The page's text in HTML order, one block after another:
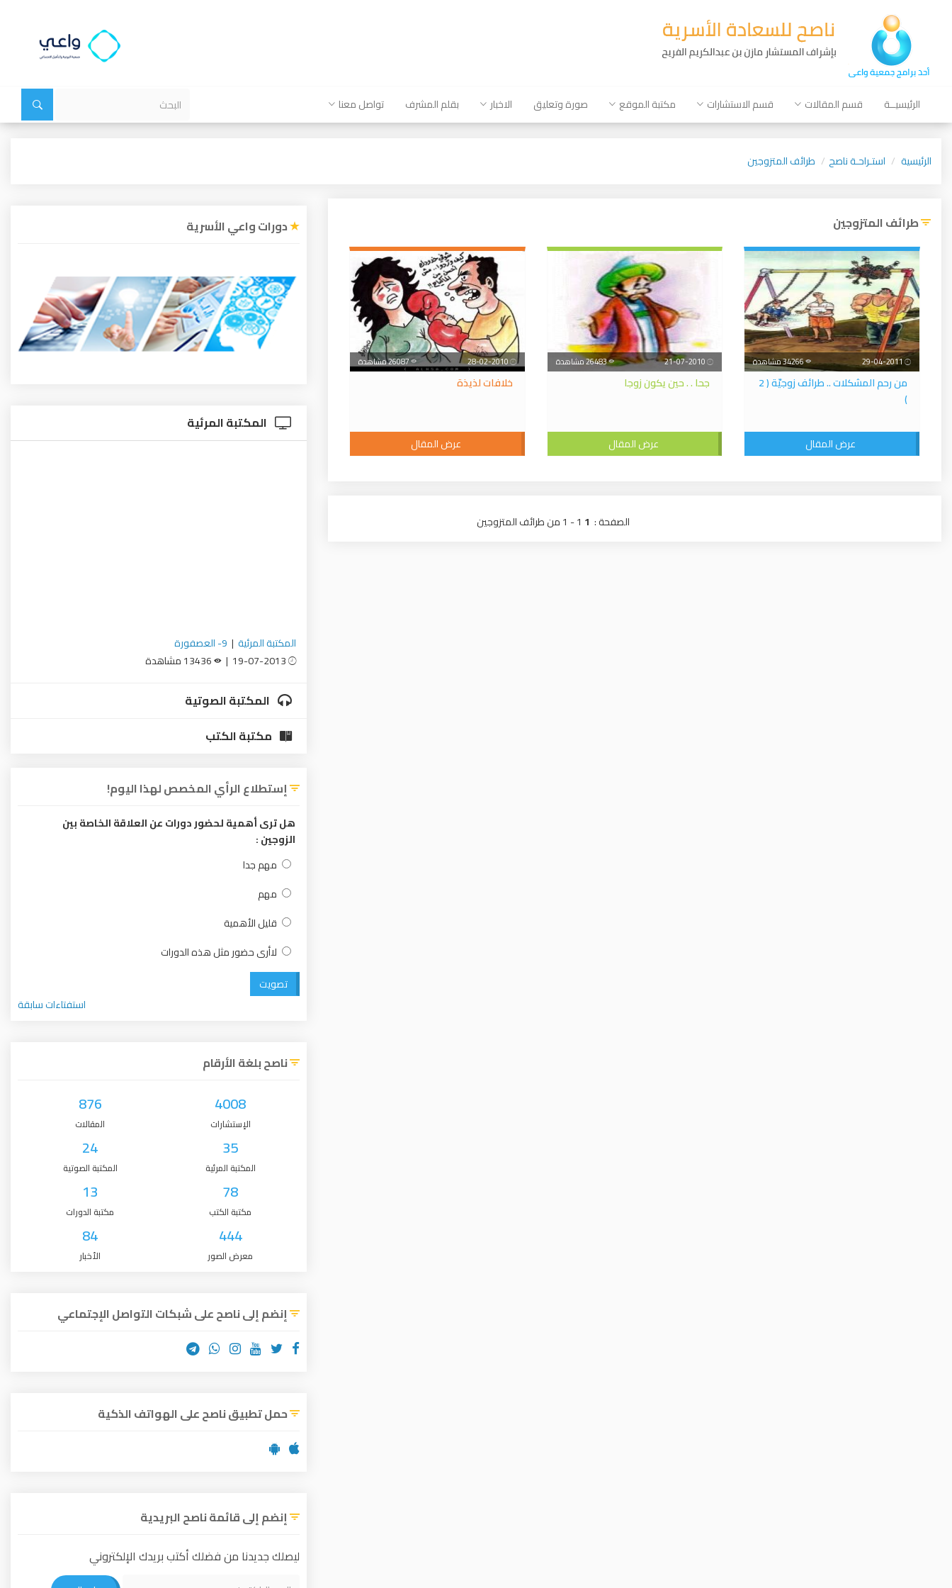
الرئيسيــة قسم المقالات قسم الاستشارات مكتبة الموقع صورة وتعليق الاخبار بقلم المشرف تواصل معنا
الرئيسية استـراحـة ناصح طرائف المتزوجين
طرائف المتزوجين
29-04-2011 34266 مشاهدة
من رحم المشكلات .. طرائف زوجيّة ( 2
)
عرض المقال
21-07-2010 26483 مشاهدة
جحا . . حين يكون زوجا
عرض المقال
28-02-2010 26087 مشاهدة
خلافات لذيذة
عرض المقال
الصفحة : 1 1 - 1 من طرائف المتزوجين
دورات واعي الأسرية
المكتبة المرئية
المكتبة المرئية | 9- العصفورة
المكتبة الصوتية
مكتبة الكتب
إستطلاع الرأي المخصص لهذا اليوم!
هل ترى أهمية لحضور دورات عن العلاقة الخاصة بين
الزوجين :
مهم جدا
مهم
قليل الأهمية
لاأرى حضور مثل هذه الدورات
تصويت
استفتاءات سابقة
ناصح بلغة الأرقام
4008
الإستشارات
876
المقالات
35
المكتبة المرئية
24
المكتبة الصوتية
78
مكتبة الكتب
13
مكتبة الدورات
444
معرض الصور
84
الأخبار
إنضم إلى ناصح على شبكات التواصل الإجتماعي
حمل تطبيق ناصح على الهواتف الذكية
إنضم إلى قائمة ناصح البريدية
ليصلك جديدنا من فضلك أكتب بريدك الإلكتروني